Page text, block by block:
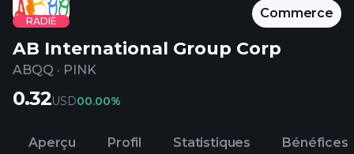
RADIÉ
Commerce
AB International Group Corp
ABQQ · PINK
0.32USD00.00%
Aperçu Profil Statistiques Bénéfices